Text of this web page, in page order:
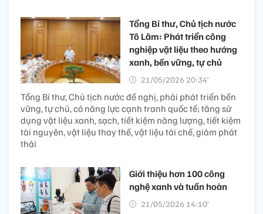
Tổng Bí thư, Chủ tịch nước
Tô Lâm: Phát triển công
nghiệp vật liệu theo hướng
xanh, bền vững, tự chủ
21/05/2026 20:34’
Tổng Bí thư, Chủ tịch nước đề nghị, phải phát triển bền
vững, tự chủ, có năng lực cạnh tranh quốc tế; tăng sử
dụng vật liệu xanh, sạch, tiết kiệm năng lượng, tiết kiệm
tài nguyên, vật liệu thay thế, vật liệu tái chế, giảm phát
thải
Giới thiệu hơn 100 công
nghệ xanh và tuần hoàn
21/05/2026 14:10’